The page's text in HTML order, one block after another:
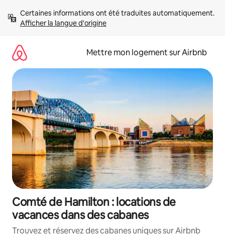
directement
Afficher la langue d'origine
Mettre mon logement sur Airbnb
Comté de Hamilton : locations de
vacances dans des cabanes
Trouvez et réservez des cabanes uniques sur Airbnb